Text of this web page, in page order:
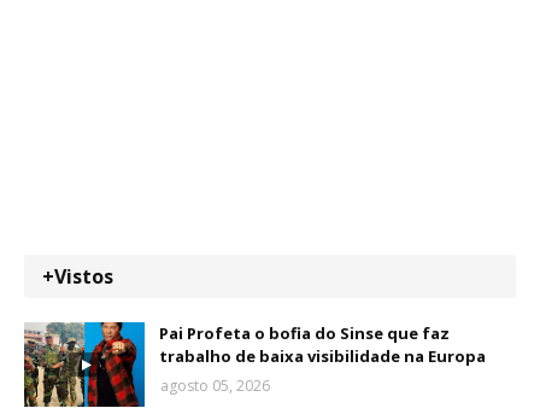
+Vistos
Pai Profeta o bofia do Sinse que faz
trabalho de baixa visibilidade na Europa
agosto 05, 2026